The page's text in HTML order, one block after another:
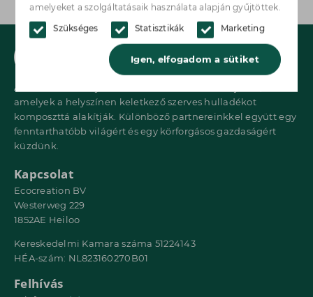
amelyeket a szolgáltatásaik használata alapján gyűjtöttek.
Szükséges Statisztikák Marketing
Igen, elfogadom a sütiket
Az Ecocreation olyan innovatív rendszereket fejleszt,
amelyek a helyszínen keletkező szerves hulladékot
komposzttá alakítják. Különböző partnereinkkel együtt egy
fenntarthatóbb világért és egy körforgásos gazdaságért
küzdünk.
Kapcsolat
Ecocreation BV
Westerweg 229
1852AE Heiloo
Kereskedelmi Kamara száma 51224143
HÉA-szám: NL823160270B01
Felhívás